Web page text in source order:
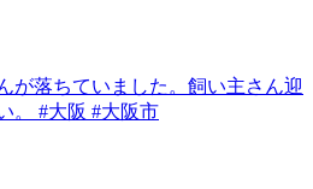
が落ちていました。飼い主さん迎
。 #大阪 #大阪市